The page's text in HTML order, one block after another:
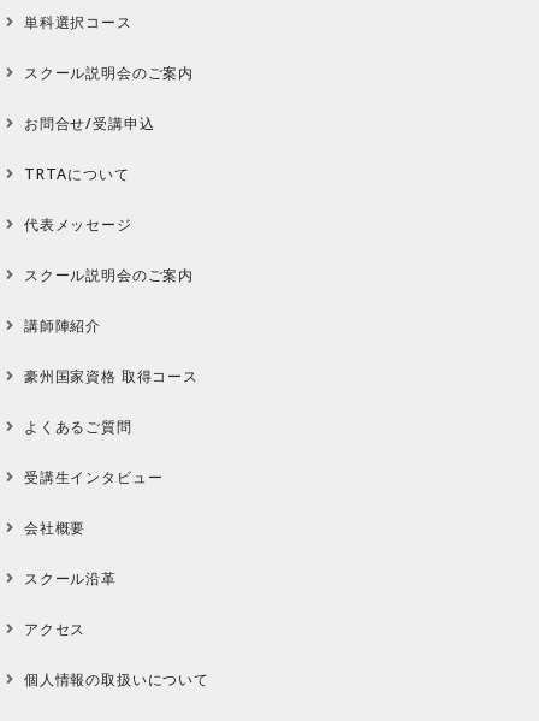
単科選択コース
スクール説明会のご案内
お問合せ/受講申込
TRTAについて
代表メッセージ
スクール説明会のご案内
講師陣紹介
豪州国家資格 取得コース
よくあるご質問
受講生インタビュー
会社概要
スクール沿革
アクセス
個人情報の取扱いについて